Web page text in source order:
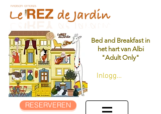
Bed and Breakfast in
het hart van Albi
"Adult Only"
Inloggen
RESERVEREN